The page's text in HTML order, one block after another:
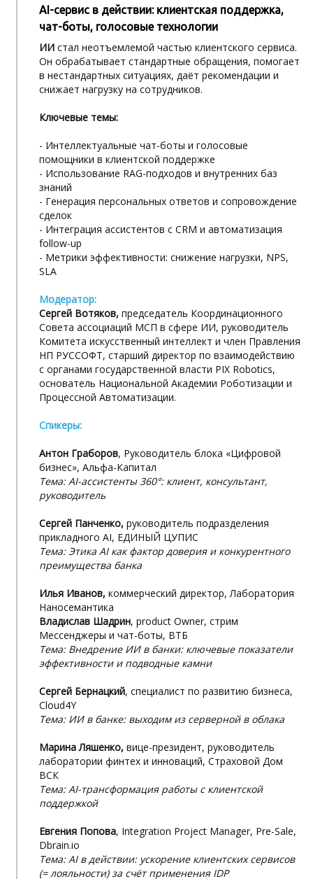
AI-сервис в действии: клиентская поддержка,
чат-боты, голосовые технологии
ИИ стал неотъемлемой частью клиентского сервиса.
Он обрабатывает стандартные обращения, помогает
в нестандартных ситуациях, даёт рекомендации и
снижает нагрузку на сотрудников.
Ключевые темы:
- Интеллектуальные чат-боты и голосовые
помощники в клиентской поддержке
- Использование RAG-подходов и внутренних баз
знаний
- Генерация персональных ответов и сопровождение
сделок
- Интеграция ассистентов с CRM и автоматизация
follow-up
- Метрики эффективности: снижение нагрузки, NPS,
SLA
Модератор:
Сергей Вотяков, председатель Координационного
Совета ассоциаций МСП в сфере ИИ, руководитель
Комитета искусственный интеллект и член Правления
НП РУССОФТ, старший директор по взаимодействию
с органами государственной власти PIX Robotics,
основатель Национальной Академии Роботизации и
Процессной Автоматизации.
Спикеры:
Антон Граборов, Руководитель блока «Цифровой
бизнес», Альфа-Капитал
Тема: AI-ассистенты 360°: клиент, консультант,
руководитель
Сергей Панченко, руководитель подразделения
прикладного AI, ЕДИНЫЙ ЦУПИС
Тема: Этика AI как фактор доверия и конкурентного
преимущества банка
Илья Иванов, коммерческий директор, Лаборатория
Наносемантика
Владислав Шадрин, product Owner, стрим
Мессенджеры и чат-боты, ВТБ
Тема: Внедрение ИИ в банки: ключевые показатели
эффективности и подводные камни
Сергей Бернацкий, специалист по развитию бизнеса,
Cloud4Y
Тема: ИИ в банке: выходим из серверной в облака
Марина Ляшенко, вице-президент, руководитель
лаборатории финтех и инноваций, Страховой Дом
ВСК
Тема: AI-трансформация работы с клиентской
поддержкой
Евгения Попова, Integration Project Manager, Pre-Sale,
Dbrain.io
Тема: AI в действии: ускорение клиентских сервисов
(= лояльности) за счёт применения IDP